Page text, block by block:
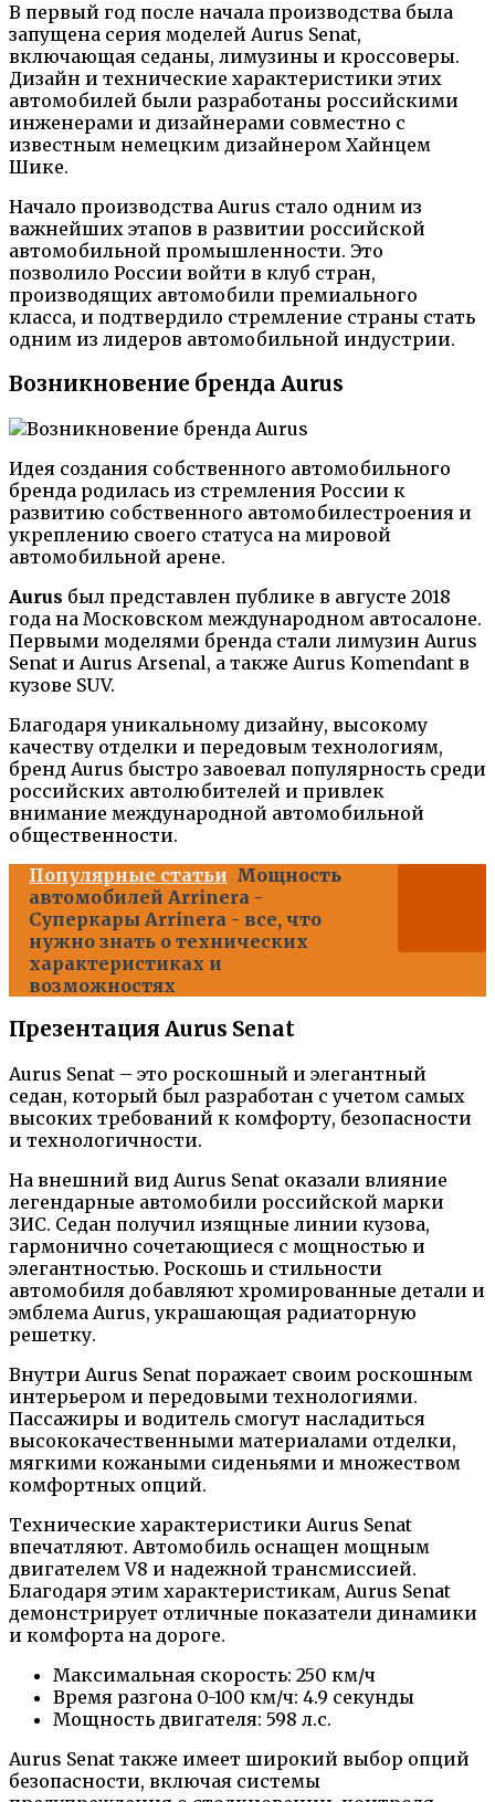
В первый год после начала производства была
запущена серия моделей Aurus Senat,
включающая седаны, лимузины и кроссоверы.
Дизайн и технические характеристики этих
автомобилей были разработаны российскими
инженерами и дизайнерами совместно с
известным немецким дизайнером Хайнцем
Шике.
Начало производства Aurus стало одним из
важнейших этапов в развитии российской
автомобильной промышленности. Это
позволило России войти в клуб стран,
производящих автомобили премиального
класса, и подтвердило стремление страны стать
одним из лидеров автомобильной индустрии.
Возникновение бренда Aurus
Идея создания собственного автомобильного
бренда родилась из стремления России к
развитию собственного автомобилестроения и
укреплению своего статуса на мировой
автомобильной арене.
Aurus был представлен публике в августе 2018
года на Московском международном автосалоне.
Первыми моделями бренда стали лимузин Aurus
Senat и Aurus Arsenal, а также Aurus Komendant в
кузове SUV.
Благодаря уникальному дизайну, высокому
качеству отделки и передовым технологиям,
бренд Aurus быстро завоевал популярность среди
российских автолюбителей и привлек
внимание международной автомобильной
общественности.
Популярные статьи Мощность
автомобилей Arrinera -
Суперкары Arrinera - все, что
нужно знать о технических
характеристиках и
возможностях
Презентация Aurus Senat
Aurus Senat – это роскошный и элегантный
седан, который был разработан с учетом самых
высоких требований к комфорту, безопасности
и технологичности.
На внешний вид Aurus Senat оказали влияние
легендарные автомобили российской марки
ЗИС. Седан получил изящные линии кузова,
гармонично сочетающиеся с мощностью и
элегантностью. Роскошь и стильности
автомобиля добавляют хромированные детали и
эмблема Aurus, украшающая радиаторную
решетку.
Внутри Aurus Senat поражает своим роскошным
интерьером и передовыми технологиями.
Пассажиры и водитель смогут насладиться
высококачественными материалами отделки,
мягкими кожаными сиденьями и множеством
комфортных опций.
Технические характеристики Aurus Senat
впечатляют. Автомобиль оснащен мощным
двигателем V8 и надежной трансмиссией.
Благодаря этим характеристикам, Aurus Senat
демонстрирует отличные показатели динамики
и комфорта на дороге.
Максимальная скорость: 250 км/ч
Время разгона 0-100 км/ч: 4.9 секунды
Мощность двигателя: 598 л.с.
Aurus Senat также имеет широкий выбор опций
безопасности, включая системы